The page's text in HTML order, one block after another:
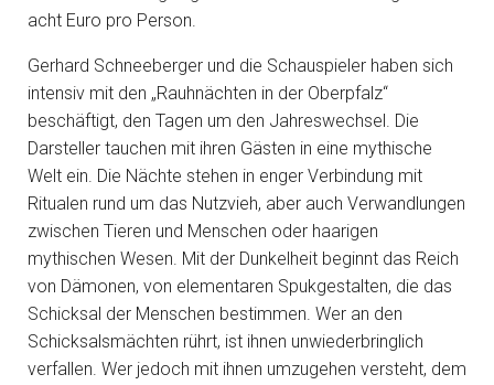
acht Euro pro Person.
Gerhard Schneeberger und die Schauspieler haben sich
intensiv mit den „Rauhnächten in der Oberpfalz“
beschäftigt, den Tagen um den Jahreswechsel. Die
Darsteller tauchen mit ihren Gästen in eine mythische
Welt ein. Die Nächte stehen in enger Verbindung mit
Ritualen rund um das Nutzvieh, aber auch Verwandlungen
zwischen Tieren und Menschen oder haarigen
mythischen Wesen. Mit der Dunkelheit beginnt das Reich
von Dämonen, von elementaren Spukgestalten, die das
Schicksal der Menschen bestimmen. Wer an den
Schicksalsmächten rührt, ist ihnen unwiederbringlich
verfallen. Wer jedoch mit ihnen umzugehen versteht, dem